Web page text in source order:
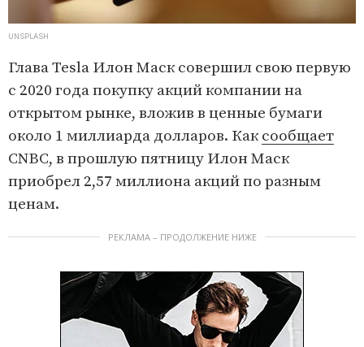
UNSPLASH
Глава Tesla Илон Маск совершил свою первую
с 2020 года покупку акций компании на
открытом рынке, вложив в ценные бумаги
около 1 миллиарда долларов. Каксообщает
CNBC, в прошлую пятницу Илон Маск
приобрел 2,57 миллиона акций по разным
ценам.
РЕКЛАМА – ПРОДОЛЖЕНИЕ НИЖЕ